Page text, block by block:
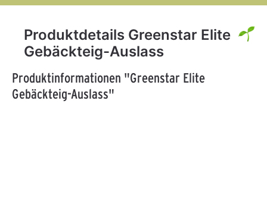
Produktdetails Greenstar Elite
Gebäckteig-Auslass
Produktinformationen "Greenstar Elite
Gebäckteig-Auslass"